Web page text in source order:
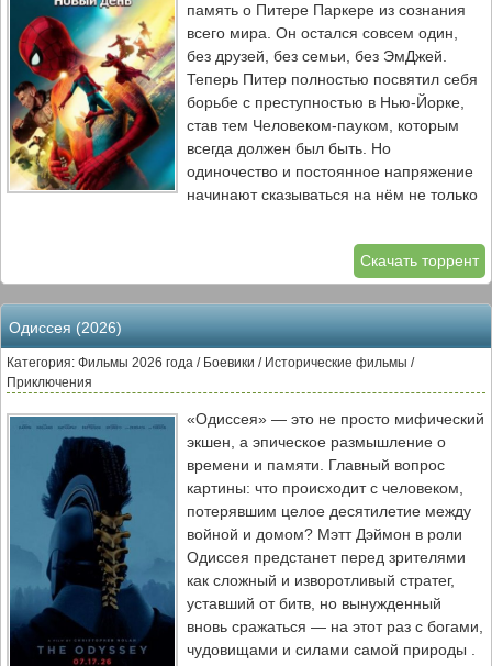
память о Питере Паркере из сознания
всего мира. Он остался совсем один,
без друзей, без семьи, без ЭмДжей.
Теперь Питер полностью посвятил себя
борьбе с преступностью в Нью-Йорке,
став тем Человеком-пауком, которым
всегда должен был быть. Но
одиночество и постоянное напряжение
начинают сказываться на нём не только
Его паучьи способности начинают
мутировать: появляются органические
паутины, обостряются чувства, а сила
становится неуправляемой. В попытке
теле он обращается за помощью к
временем в городе появляется новый
противник — таинственный враг с психо-
телепатическими способностями,
который вселяется в людей и управляет
ими. Он начинает охоту на Человека-
паука, используя его травму и
одиночество против него самого. Питеру
предстоит не только сразиться с врагом,
который угрожает городу, но и не
потерять себя в борьбе с собственными
демонами.
Скачать торрент
Одиссея (2026)
Категория: Фильмы 2026 года / Боевики / Исторические фильмы /
Приключения
«Одиссея» — это не просто мифический
экшен, а эпическое размышление о
времени и памяти. Главный вопрос
картины: что происходит с человеком,
потерявшим целое десятилетие между
войной и домом? Мэтт Дэймон в роли
Одиссея предстанет перед зрителями
как сложный и изворотливый стратег,
уставший от битв, но вынужденный
вновь сражаться — на этот раз с богами,
чудовищами и силами самой природы .